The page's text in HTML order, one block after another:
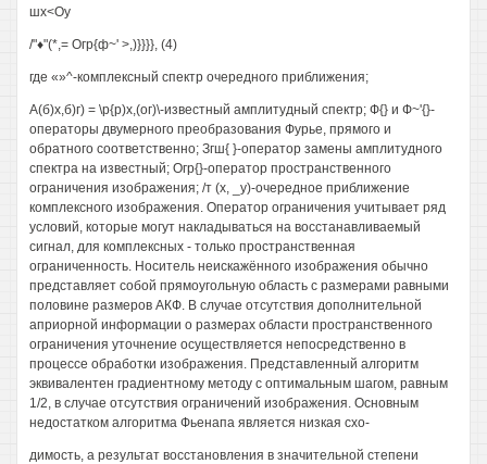
шх<Оу
/"♦"(*,= Огр{ф~' >,)}}}}, (4)
где «»^-комплексный спектр очередного приближения;
А(б)х,б)г) = \р{р)х,(ог)\-известный амплитудный спектр; Ф{} и Ф~'{}-
операторы двумерного преобразования Фурье, прямого и
обратного соответственно; Згш{ }-оператор замены амплитудного
спектра на известный; Огр{}-оператор пространственного
ограничения изображения; /т (х, _у)-очередное приближение
комплексного изображения. Оператор ограничения учитывает ряд
условий, которые могут накладываться на восстанавливаемый
сигнал, для комплексных - только пространственная
ограниченность. Носитель неискажённого изображения обычно
представляет собой прямоугольную область с размерами равными
половине размеров АКФ. В случае отсутствия дополнительной
априорной информации о размерах области пространственного
ограничения уточнение осуществляется непосредственно в
процессе обработки изображения. Представленный алгоритм
эквивалентен градиентному методу с оптимальным шагом, равным
1/2, в случае отсутствия ограничений изображения. Основным
недостатком алгоритма Фьенапа является низкая схо-
димость, а результат восстановления в значительной степени